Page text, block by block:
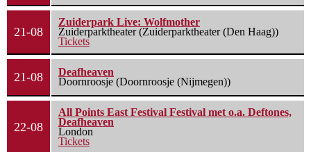
21-08
Zuiderpark Live: Wolfmother
Zuiderparktheater (Zuiderparktheater (Den Haag))
Tickets
21-08
Deafheaven
Doornroosje (Doornroosje (Nijmegen))
22-08
All Points East Festival Festival met o.a. Deftones,
Deafheaven
London
Tickets